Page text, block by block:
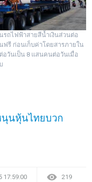
รถไฟฟ้าสายสีน้ำเงินส่วนต่อ
รี ก่อนเก็บค่าโดยสารภายใน
อวันเป็น 8 แสนคนต่อวันเมื่อ
นหุ้นไทยบวก
17:59:00 219